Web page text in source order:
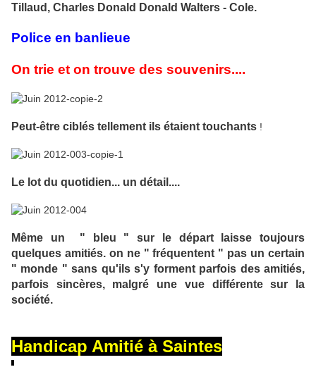
Tillaud, Charles Donald Donald Walters - Cole.
Police en banlieue
On trie et on trouve des souvenirs....
Peut-être ciblés tellement ils étaient touchants !
Le lot du quotidien... un détail....
Même un " bleu " sur le départ laisse toujours
quelques amitiés. on ne " fréquentent " pas un certain
" monde " sans qu'ils s'y forment parfois des amitiés,
parfois sincères, malgré une vue différente sur la
société.
Handicap Amitié à Saintes